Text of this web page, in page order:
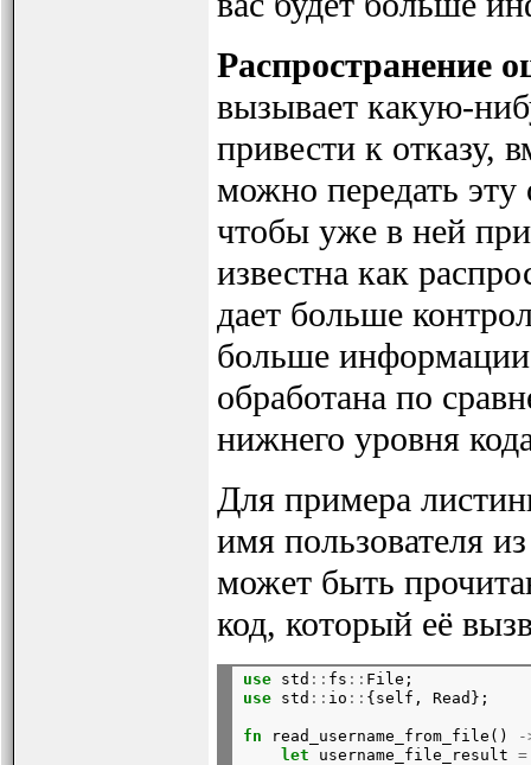
Распространение
вызывает какую-
привести к отказу,
можно передать
чтобы уже в ней
известна как
дает больше
больше
обработана по
нижнего уровня
Для примера
имя пользователя
может быть
код, который её
use std :: fs :: File;
use std :: io :: {self, Read};
fn read_username_from_file()
-
let username_file_result =